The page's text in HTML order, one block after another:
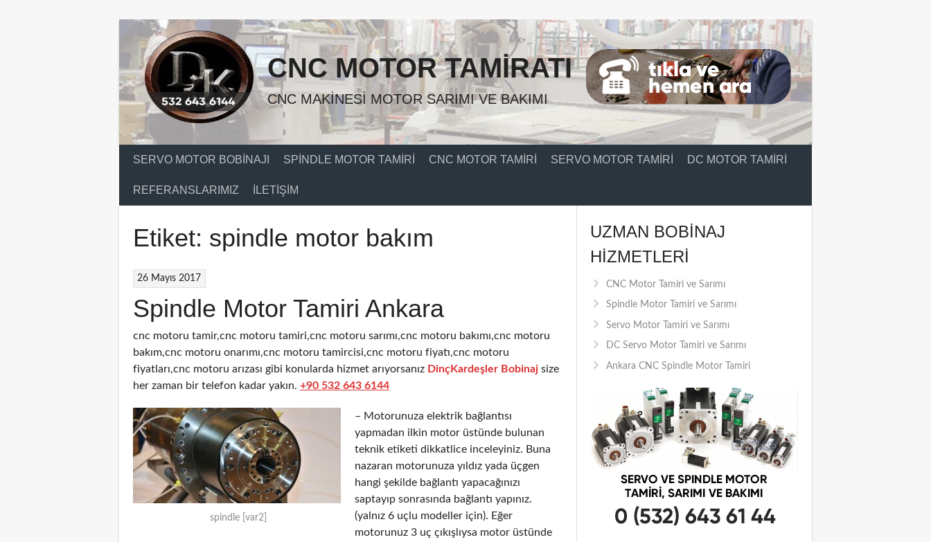
CNC MOTOR TAMIRATI
CNC MAKINESI MOTOR SARIMI VE BAKIMI
SERVO MOTOR BOBINAJI SPINDLE MOTOR TAMIRI CNC MOTOR TAMIRI SERVO MOTOR TAMIRI DC MOTOR TAMIRI
REFERANSLARIMIZ İLETIŞIM
Etiket: spindle motor bakım
26 Mayıs 2017
Spindle Motor Tamiri Ankara
cnc motoru tamir,cnc motoru tamiri,cnc motoru sarımı,cnc motoru bakımı,cnc motoru
bakım,cnc motoru onarımı,cnc motoru tamircisi,cnc motoru fiyatı,cnc motoru
fiyatları,cnc motoru arızası gibi konularda hizmet arıyorsanız DinçKardeşler Bobinaj size
her zaman bir telefon kadar yakın. +90 532 643 6144
spindle [var2]
– Motorunuza elektrik bağlantısı
yapmadan ilkin motor üstünde bulunan
teknik etiketi dikkatlice inceleyiniz. Buna
nazaran motorunuza yıldız yada üçgen
hangi şekilde bağlantı yapacağınızı
saptayıp sonrasında bağlantı yapınız.
(yalnız 6 uçlu modeller için). Eğer
motorunuz 3 uç çıkışlıysa motor üstünde
UZMAN BOBINAJ
HIZMETLERI
CNC Motor Tamiri ve Sarımı
Spindle Motor Tamiri ve Sarımı
Servo Motor Tamiri ve Sarımı
DC Servo Motor Tamiri ve Sarımı
Ankara CNC Spindle Motor Tamiri